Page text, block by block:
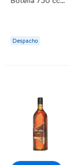
Despacho